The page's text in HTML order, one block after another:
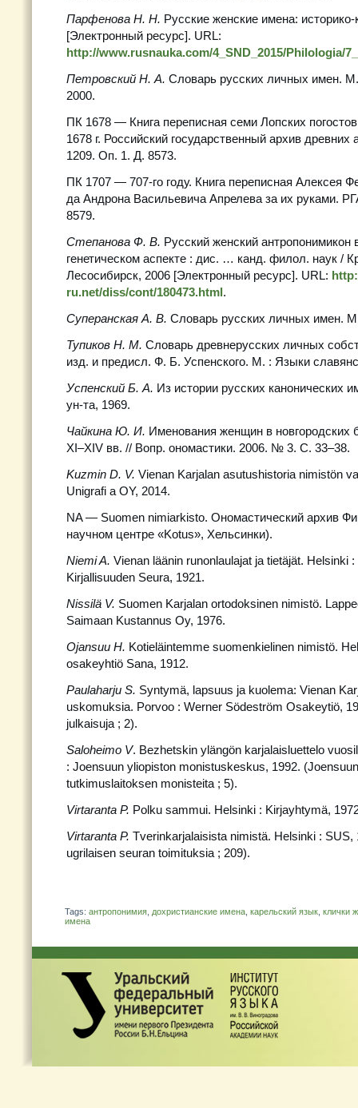
Парфенова Н. Н. Русские женские имена:
[Электронный ресурс]. URL:
http://www.rusnauka.com/4_SND_2015/Philologia/
Петровский Н. А. Словарь русских личных имен.
2000.
ПК 1678 — Книга переписная семи Лопских
1678 г. Российский государственный архив
1209. Оп. 1. Д. 8573.
ПК 1707 — 707-го году. Книга переписная Алексея
да Андрона Васильевича Апрелева за их руками.
8579.
Степанова Ф. В. Русский женский антропонимикон
генетическом аспекте : дис. … канд. филол. наук /
Лесосибирск, 2006 [Электронный ресурс]. URL:
ru.net/diss/cont/180473.html.
Суперанская А. В. Словарь русских личных имен.
Тупиков Н. М. Словарь древнерусских личных
изд. и предисл. Ф. Б. Успенского. М. : Языки
Успенский Б. А. Из истории русских канонических
ун-та, 1969.
Чайкина Ю. И. Именования женщин в новгородских
XI–XIV вв. // Вопр. ономастики. 2006. № 3. С. 33–38.
Kuzmin D. V. Vienan Karjalan asutushistoria nimistön
Unigrafi a OY, 2014.
NA — Suomen nimiarkisto. Ономастический архив
научном центре «Kotus», Хельсинки).
Niemi A. Vienan läänin runonlaulajat ja tietäjät. Helsinki
Kirjallisuuden Seura, 1921.
Nissilä V. Suomen Karjalan ortodoksinen nimistö.
Saimaan Kustannus Oy, 1976.
Ojansuu H. Kotieläintemme suomenkielinen nimistö.
osakeyhtiö Sana, 1912.
Paulaharju S. Syntymä, lapsuus ja kuolema: Vienan
uskomuksia. Porvoo : Werner Södeström Osakeytiö,
julkaisuja ; 2).
Saloheimo V. Bezhetskin ylängön karjalaisluettelo
: Joensuun yliopiston monistuskeskus, 1992.
tutkimuslaitoksen monisteita ; 5).
Virtaranta P. Polku sammui. Helsinki : Kirjayhtymä,
Virtaranta P. Tverinkarjalaisista nimistä. Helsinki : SUS,
ugrilaisen seuran toimituksia ; 209).
Tags: антропонимия дохристианские имена карельский язык клички
имена